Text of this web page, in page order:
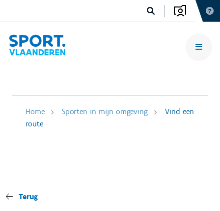
Home Sporten in mijn omgeving
Vind een
route
Terug